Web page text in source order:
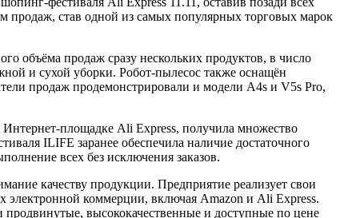
продаж, став одной из самых популярных торговых марок
объёма продаж сразу нескольких продуктов, в число
и сухой уборки. Робот-пылесос также оснащён
продаж продемонстрировали и модели A4s и V5s Pro,
площадке Ali Express, получила множество
ILIFE заранее обеспечила наличие достаточного
всех без исключения заказов.
качеству продукции. Предприятие реализует свои
электронной коммерции, включая Amazon и Ali Express.
высококачественные и доступные по цене